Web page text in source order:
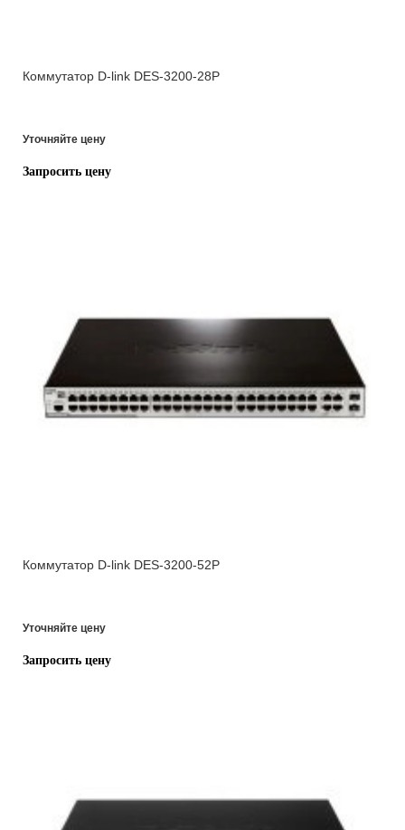
Коммутатор D-link DES-3200-28P
Уточняйте цену
Запросить цену
Коммутатор D-link DES-3200-52P
Уточняйте цену
Запросить цену